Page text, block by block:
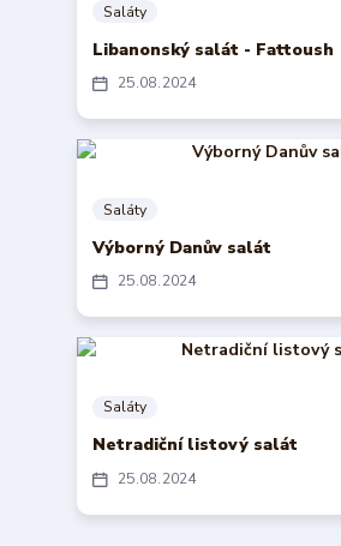
25 08 2024
Saláty
Libanonský salát - Fattoush
25 08 2024
Saláty
Výborný Danův salát
25 08 2024
Saláty
Netradiční listový salát